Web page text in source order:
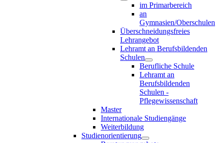
im Primarbereich
an
Gymnasien/Oberschulen
Überschneidungsfreies
Lehrangebot
Lehramt an Berufsbildenden
Schulen
Berufliche Schule
Lehramt an
Berufsbildenden
Schulen -
Pflegewissenschaft
Master
Internationale Studiengänge
Weiterbildung
Studienorientierung